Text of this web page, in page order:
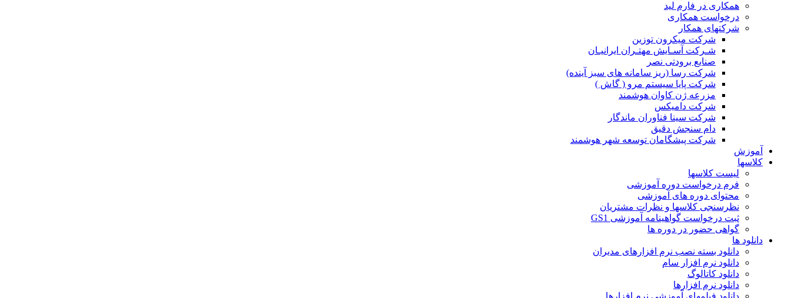
همکاری در فارم لید
درخواست همکاری
شرکتهای همکار
شرکت میکرون توزین
شـرکت آسـایش مهتـران ایرانیـان
صنایع برودتی نصر
شرکت رسا (ریز سامانه های سبز آینده)
شرکت پایا سیستم مرو ( گاش )
مزرعه ژن کاوان هوشمند
شرکت دامیکس
شرکت سینا فناوران ماندگار
دام سنجش دقیق
شرکت پیشگامان توسعه شهر هوشمند
آموزش
کلاسها
لیست کلاسها
فرم درخواست دوره آموزشی
محتوای دوره های آموزشی
نظرسنجی کلاسها و نظرات مشتریان
ثبت درخواست گواهینامه آموزشی GS1
گواهی حضور در دوره ها
دانلود ها
دانلود بسته نصب نرم افزارهای مدیران
دانلود نرم افزار سام
دانلود کاتالوگ
دانلود نرم افزارها
دانلود فیلمهای آموزشی نرم افزارها